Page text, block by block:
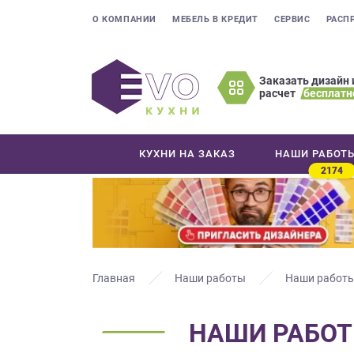
О КОМПАНИИ МЕБЕЛЬ В КРЕДИТ СЕРВИС
Заказать дизайн
расчет
КУХНИ НА ЗАКАЗ НАШИ
2174
Главная Наши работы Наши
НАШИ
ваши